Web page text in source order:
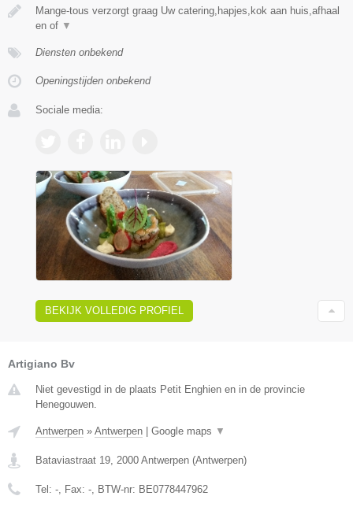
Mange-tous verzorgt graag Uw catering,hapjes,kok aan huis,afhaal
en of ▼
Diensten onbekend
Openingstijden onbekend
Sociale media:
BEKIJK VOLLEDIG PROFIEL
Artigiano Bv
Niet gevestigd in de plaats Petit Enghien en in de provincie
Henegouwen.
Antwerpen » Antwerpen | Google maps ▼
Bataviastraat 19 2000 Antwerpen (Antwerpen)
Tel: - , Fax: - , BTW-nr: BE0778447962